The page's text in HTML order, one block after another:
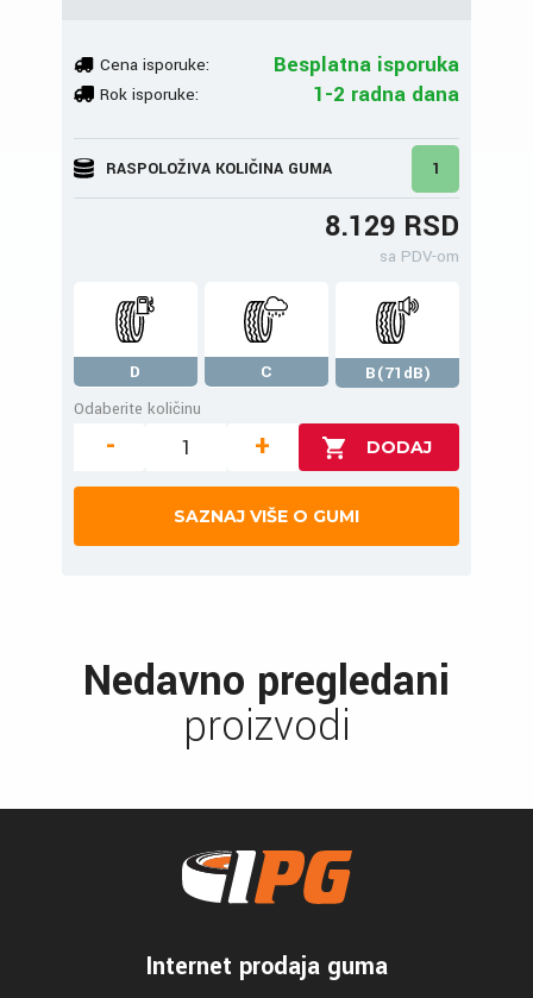
Cena isporuke: Besplatna isporuka
Rok isporuke: 1-2 radna dana
RASPOLOŽIVA KOLIČINA GUMA 1
8.129 RSD
sa PDV-om
D C
B(71dB)
Odaberite količinu
- +
SAZNAJ VIŠE O GUMI
Nedavno pregledani
proizvodi
Internet prodaja guma